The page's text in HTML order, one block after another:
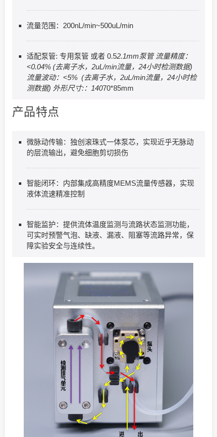
流量范围：200nL/min~500uL/min
适配泵管: 专用泵管 或者 0.52.1mm泵管 流量精度：
<0.04% (去离子水，2uL/min流量，24小时检测数据)
流量波动：<5% (去离子水，2uL/min流量，24小时检
测数据) 外形尺寸:：14070*85mm
产品特点
微脉动传输：独创滚珠式一体泵芯，实现近乎无脉动
的层流输出，避免细胞剪切损伤
智能闭环：内部集成高精度MEMS流量传感器，实现
液体流速精准控制
智能监护：提供流体温度监测与流路状态监测功能，
可实时预警气泡、缺液、漏液、阻塞等流路异常，保
障实验安全与连续性。